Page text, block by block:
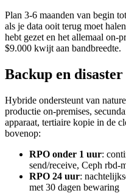
Plan 3-6 maanden van begin
als je data ooit terug moet
hebt gezet en het allemaal on-
$9.000 kwijt aan bandbreedte.
Backup en
Hybride ondersteunt van
productie on-premises,
apparaat, tertiaire kopie in de
bovenop:
RPO onder 1 uur:
send/receive, Ceph rbd-
RPO 24 uur:
met 30 dagen bewaring